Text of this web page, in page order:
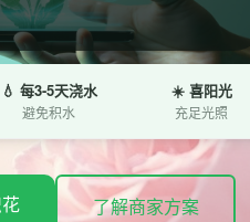
💧 每3-5天浇水
避免积水
☀️ 喜阳光
充足光照
了解商家方案